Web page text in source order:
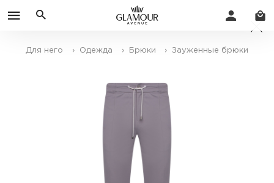
Для него › Одежда › Брюки › Зауженные брюки